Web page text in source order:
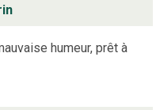
humeur, prêt à